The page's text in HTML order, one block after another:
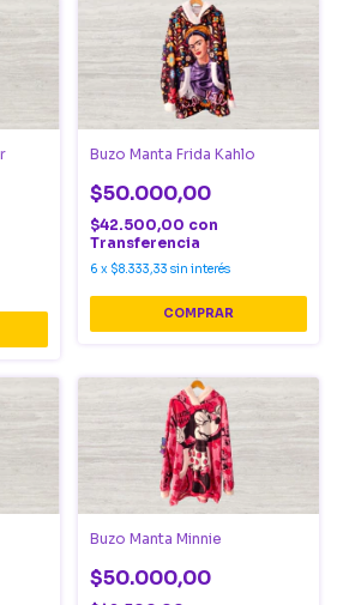
Buzo Manta Frida Kahlo
$50.000,00
$42.500,00 con
Transferencia
6 x $8.333,33 sin interés
COMPRAR
Buzo Manta Minnie
$50.000,00